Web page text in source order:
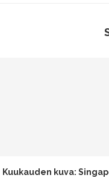
Kuukauden kuva: